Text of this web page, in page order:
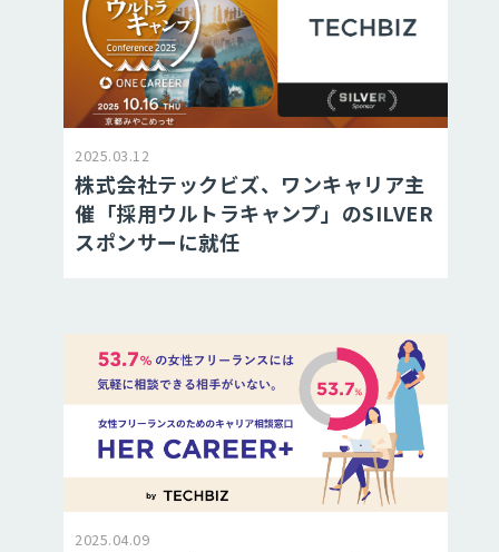
2025.03.12
株式会社テックビズ、ワンキャリア主
催「採用ウルトラキャンプ」のSILVER
スポンサーに就任
2025.04.09